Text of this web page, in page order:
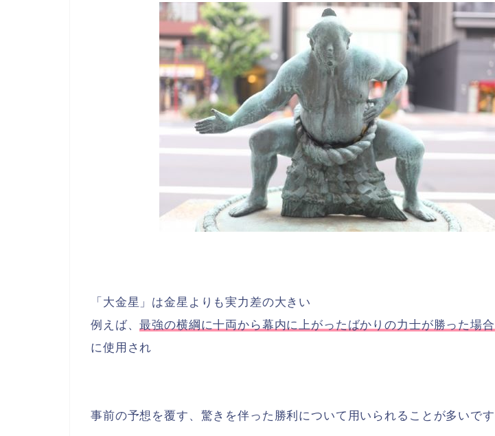
「大金星」は金星よりも実力差の大きい
例えば、最強の横綱に十両から幕内に上がったばかりの力士が勝った場合
に使用され
事前の予想を覆す、驚きを伴った勝利について用いられることが多いです